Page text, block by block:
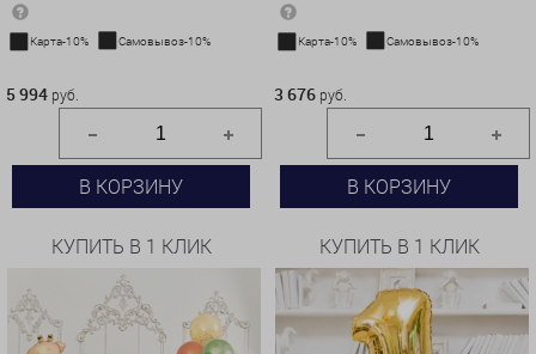
Карта-10% Самовывоз-10%
5 994 руб.
В КОРЗИНУ
КУПИТЬ В 1 КЛИК
Карта-10% Самовывоз-10%
3 676 руб.
В КОРЗИНУ
КУПИТЬ В 1 КЛИК